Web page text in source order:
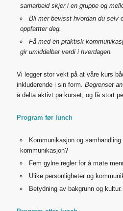
samarbeid skjer i en gruppe og
Bli mer bevisst hvordan du selv
oppfattter deg.
Få med en praktisk
gir umiddelbar verdi i hverdagen.
Vi legger stor vekt på at våre kurs
inkluderende i sin form. Begrenset
å delta aktivt på kurset, og få stort
Program før lunch
Kommunikasjon og
kommunikasjon?
Fem gylne regler for å møte
Ulike personligheter og
Betydning av bakgrunn og